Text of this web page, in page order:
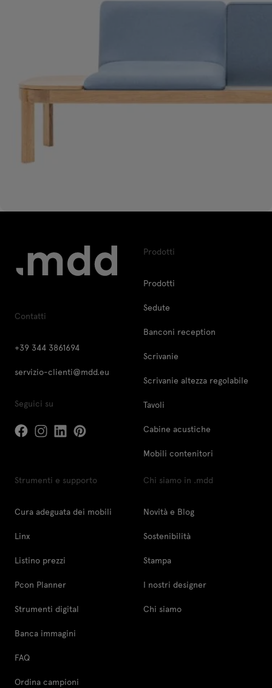
Contatti
+39 344 3861694
servizio-clienti@mdd.eu
Seguici su
Prodotti
Prodotti
Sedute
Banconi reception
Scrivanie
Scrivanie altezza regolabile
Tavoli
Cabine acustiche
Mobili contenitori
Strumenti e supporto
Cura adeguata dei mobili
Linx
Listino prezzi
Pcon Planner
Strumenti digital
Banca immagini
FAQ
Ordina campioni
Chi siamo in .mdd
Novità e Blog
Sostenibilità
Stampa
I nostri designer
Chi siamo